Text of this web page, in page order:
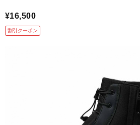
¥16,500
割引クーポン